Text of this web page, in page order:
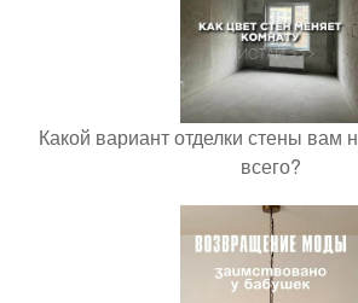
Какой вариант отделки стены вам
всего?